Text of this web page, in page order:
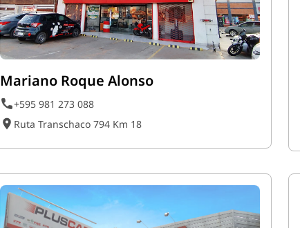
Mariano Roque Alonso
+595 981 273 088
Ruta Transchaco 794 Km 18